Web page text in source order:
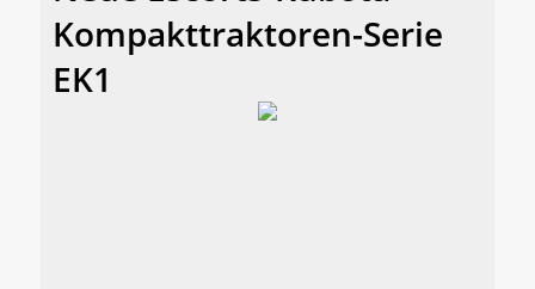
Kompakttraktoren-Serie
EK1